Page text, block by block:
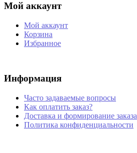
Мой аккаунт
Мой аккаунт
Корзина
Избранное
Информация
Часто задаваемые вопросы
Как оплатить заказ?
Доставка и формирование заказа
Политика конфиденциальности